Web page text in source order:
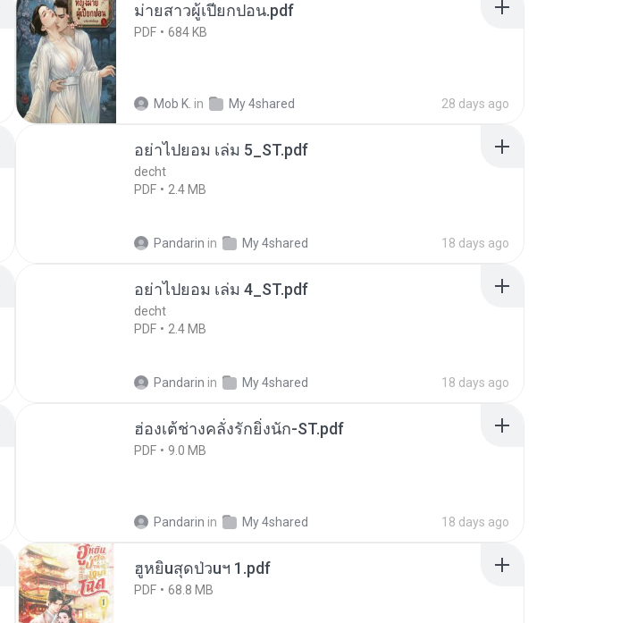
ม่ายสาวผู้เปียกปอน.pdf
PDF 684 KB
Mob K. in My 4shared 28 days ago
อย่าไปยอม เล่ม 5_ST.pdf
decht
PDF
2.4 MB
Pandarin in My 4shared 18 days ago
อย่าไปยอม เล่ม 4_ST.pdf
decht
PDF
2.4 MB
Pandarin in My 4shared 18 days ago
ฮ่องเต้ช่างคลั่งรักยิ่งนัก-ST.pdf
PDF 9.0 MB
Pandarin in My 4shared 18 days ago
ฮูหยิuสุดป่วuฯ 1.pdf
PDF 68.8 MB